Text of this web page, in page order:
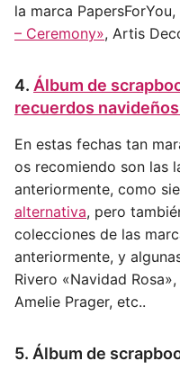
la marca PapersForYou,
– Ceremony», Artis
4. Álbum de
recuerdos
En estas fechas tan
os recomiendo son las
anteriormente, como
alternativa, pero
colecciones de las
anteriormente, y
Rivero «Navidad
Amelie Prager, etc..
5. Álbum de